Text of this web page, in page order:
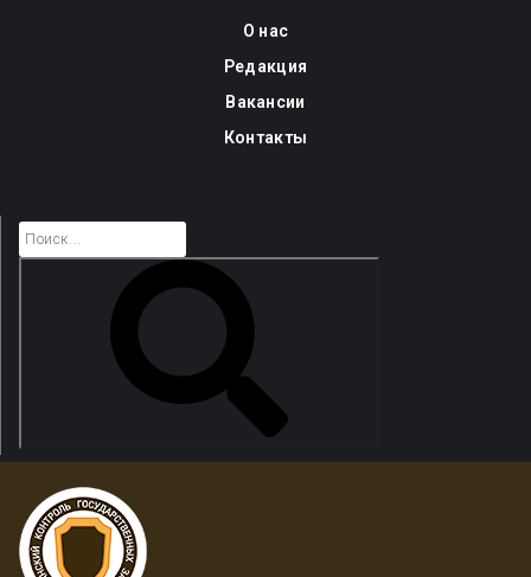
О нас
Редакция
Вакансии
Контакты